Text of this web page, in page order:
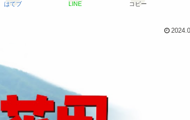
はてブ LINE コピー